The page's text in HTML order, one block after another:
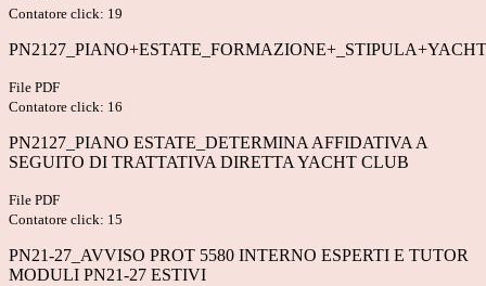
Contatore click: 19
File PDF
Contatore click: 16
PN2127_PIANO ESTATE_DETERMINA AFFIDATIVA A
SEGUITO DI TRATTATIVA DIRETTA YACHT CLUB
File PDF
Contatore click: 15
PN21-27_AVVISO PROT 5580 INTERNO ESPERTI E TUTOR
MODULI PN21-27 ESTIVI